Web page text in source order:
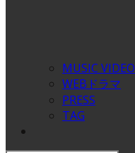
MUSIC VIDEO
WEBドラマ
PRESS
TAG